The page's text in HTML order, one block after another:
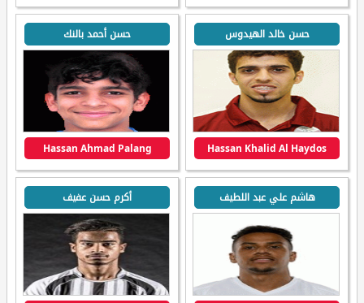
حسن خالد الهيدوس
Hassan Khalid Al Haydos
حسن أحمد بالنك
Hassan Ahmad Palang
هاشم علي عبد اللطيف أكرم حسن عفيف